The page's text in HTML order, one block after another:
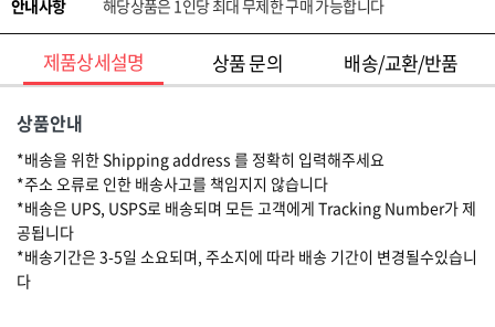
안내사항 해당상품은 1인당 최대 무제한 구매 가능합니다
제품상세설명 상품 문의 배송/교환/반품
상품안내
*배송을 위한 Shipping address 를 정확히 입력해주세요
*주소 오류로 인한 배송사고를 책임지지 않습니다
*배송은 UPS, USPS로 배송되며 모든 고객에게 Tracking Number가 제
공됩니다
*배송기간은 3-5일 소요되며, 주소지에 따라 배송 기간이 변경될수있습니
다